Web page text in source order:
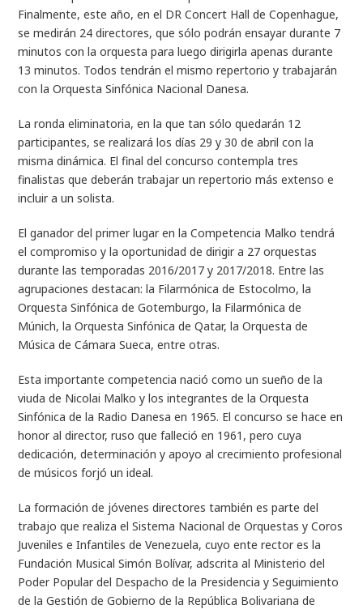
Finalmente, este año, en el DR Concert Hall de Copenhague,
se medirán 24 directores, que sólo podrán ensayar durante 7
minutos con la orquesta para luego dirigirla apenas durante
13 minutos. Todos tendrán el mismo repertorio y trabajarán
con la Orquesta Sinfónica Nacional Danesa.
La ronda eliminatoria, en la que tan sólo quedarán 12
participantes, se realizará los días 29 y 30 de abril con la
misma dinámica. El final del concurso contempla tres
finalistas que deberán trabajar un repertorio más extenso e
incluir a un solista.
El ganador del primer lugar en la Competencia Malko tendrá
el compromiso y la oportunidad de dirigir a 27 orquestas
durante las temporadas 2016/2017 y 2017/2018. Entre las
agrupaciones destacan: la Filarmónica de Estocolmo, la
Orquesta Sinfónica de Gotemburgo, la Filarmónica de
Múnich, la Orquesta Sinfónica de Qatar, la Orquesta de
Música de Cámara Sueca, entre otras.
Esta importante competencia nació como un sueño de la
viuda de Nicolai Malko y los integrantes de la Orquesta
Sinfónica de la Radio Danesa en 1965. El concurso se hace en
honor al director, ruso que falleció en 1961, pero cuya
dedicación, determinación y apoyo al crecimiento profesional
de músicos forjó un ideal.
La formación de jóvenes directores también es parte del
trabajo que realiza el Sistema Nacional de Orquestas y Coros
Juveniles e Infantiles de Venezuela, cuyo ente rector es la
Fundación Musical Simón Bolívar, adscrita al Ministerio del
Poder Popular del Despacho de la Presidencia y Seguimiento
de la Gestión de Gobierno de la República Bolivariana de